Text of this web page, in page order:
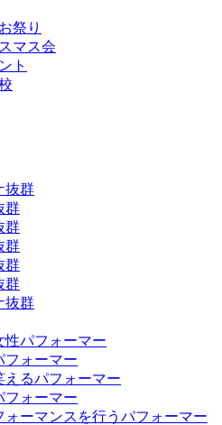
祭り
マス会
ト
抜群
群
群
群
群
群
抜群
性パフォーマー
フォーマー
えるパフォーマー
フォーマー
ォーマンスを行うパフォーマー